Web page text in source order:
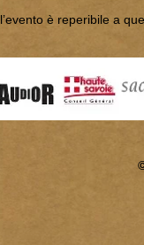
è reperibile a